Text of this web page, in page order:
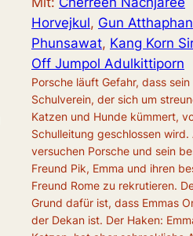
Horvejkul, Gun Atthaphan
Phunsawat, Kang Korn
Off Jumpol Adulkittiporn
Porsche läuft Gefahr, dass sein
Schulverein, der sich um
Katzen und Hunde kümmert,
Schulleitung geschlossen wird.
versuchen Porsche und sein
Freund Pik, Emma und ihren
Freund Rome zu rekrutieren.
Grund dafür ist, dass Emmas
der Dekan ist. Der Haken: